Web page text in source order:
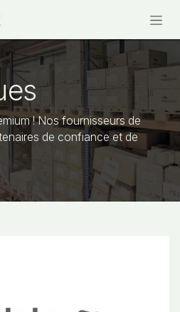
! Nosfournisseurs de
de confiance et de